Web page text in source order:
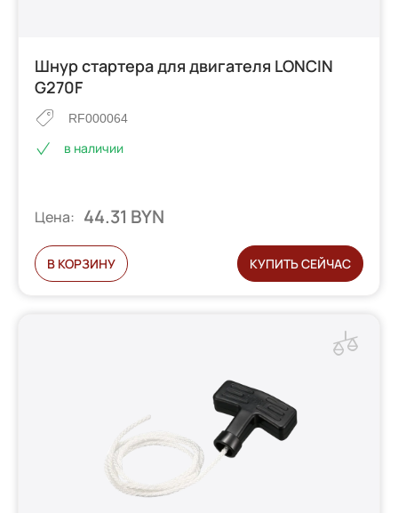
Шнур стартера для двигателя LONCIN
G270F
RF000064
в наличии
Цена: 44.31 BYN
В КОРЗИНУ КУПИТЬ СЕЙЧАС